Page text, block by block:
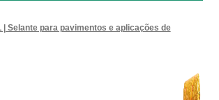
| Selante para pavimentos e aplicações de